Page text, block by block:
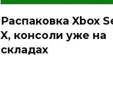
Распаковка Xbox
X, консоли уже на
складах